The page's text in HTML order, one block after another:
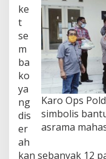
a
h
a
s
i
s
Karo Ops
simbolis
asrama
ke
t
se
m
ba
ko
ya
ng
dis
er
ah
kan sebanyak 12